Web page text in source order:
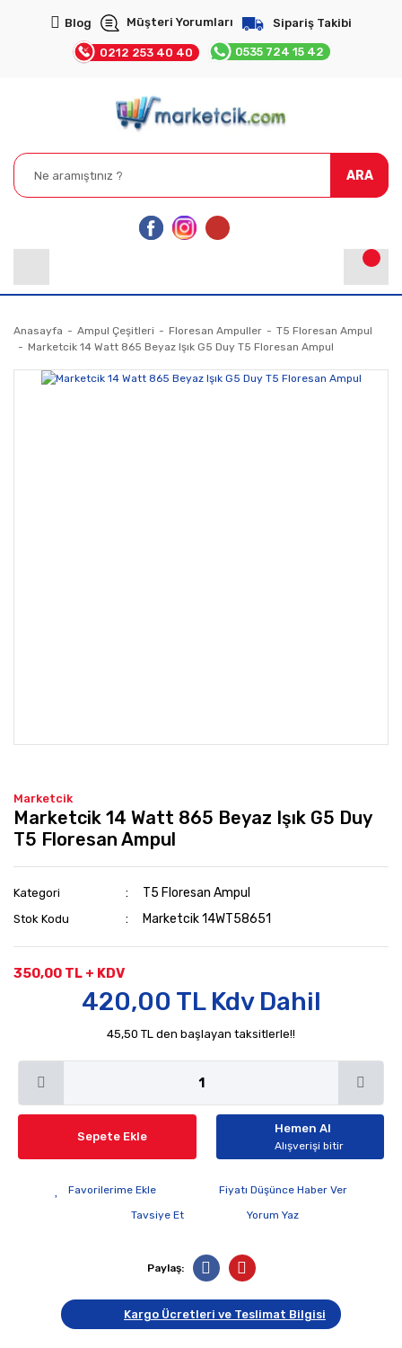
Blog Müşteri Yorumları Sipariş Takibi
0212 253 40 40 0535 724 15 42
ARA
Anasayfa Ampul Çeşitleri Floresan Ampuller
T5 Floresan Ampul
Marketcik 14 Watt 865 Beyaz Işık G5 Duy T5 Floresan Ampul
Marketcik
Marketcik 14 Watt 865 Beyaz Işık G5 Duy
T5 Floresan Ampul
Kategori T5 Floresan Ampul
Stok Kodu Marketcik 14WT58651
350,00 TL + KDV
420,00 TL Kdv Dahil
45,50 TL den başlayan taksitlerle!!
Sepete Ekle
Hemen Al
Alışverişi bitir
Fiyatı Düşünce Haber Ver
Tavsiye Et
Yorum Yaz
Paylaş:
Kargo Ücretleri ve Teslimat Bilgisi